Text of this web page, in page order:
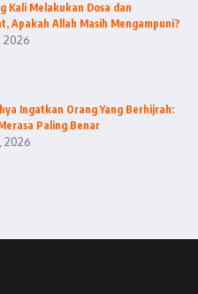
Kali Melakukan Dosa dan
Apakah Allah Masih Mengampuni?
2026
Ingatkan Orang Yang Berhijrah:
Paling Benar
2026